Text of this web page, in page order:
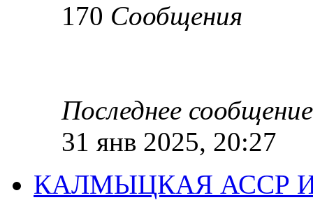
170 Сообщения
Последнее сообщение
31 янв 2025, 20:27
КАЛМЫЦКАЯ АССР